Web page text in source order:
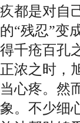
疚都是对自
的“残忍”变
得千疮百孔
正浓之时，
当心疼。然
象。不少细